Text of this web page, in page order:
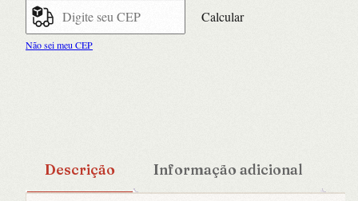
Calcular
Não sei meu CEP
Descrição Informação adicional